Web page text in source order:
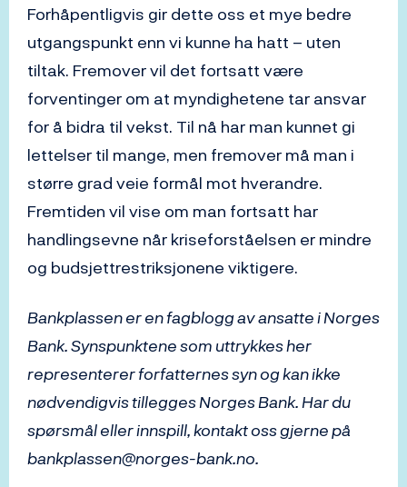
Forhåpentligvis gir dette oss et mye bedre
utgangspunkt enn vi kunne ha hatt – uten
tiltak. Fremover vil det fortsatt være
forventinger om at myndighetene tar ansvar
for å bidra til vekst. Til nå har man kunnet gi
lettelser til mange, men fremover må man i
større grad veie formål mot hverandre.
Fremtiden vil vise om man fortsatt har
handlingsevne når kriseforståelsen er mindre
og budsjettrestriksjonene viktigere.
Bankplassen er en fagblogg av ansatte i Norges
Bank. Synspunktene som uttrykkes her
representerer forfatternes syn og kan ikke
nødvendigvis tillegges Norges Bank. Har du
spørsmål eller innspill, kontakt oss gjerne på
bankplassen@norges-bank.no.